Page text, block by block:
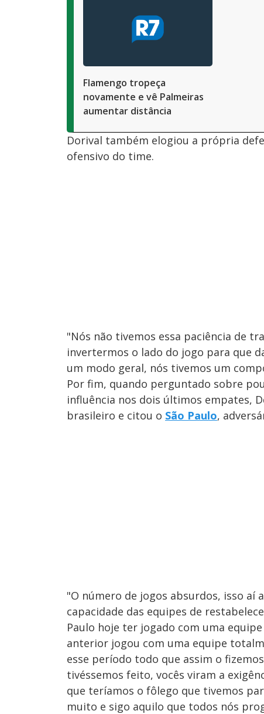
Flamengo tropeça
novamente e vê Palmeiras
aumentar distância
Dorival também elogiou a própria
ofensivo do time.
"Nós não tivemos essa paciência de
invertermos o lado do jogo para que
um modo geral, nós tivemos um
Por fim, quando perguntado sobre
influência nos dois últimos empates,
brasileiro e citou o São Paulo,
"O número de jogos absurdos, isso aí
capacidade das equipes de
Paulo hoje ter jogado com uma
anterior jogou com uma equipe
esse período todo que assim o
tivéssemos feito, vocês viram a
que teríamos o fôlego que tivemos
muito e sigo aquilo que todos nós